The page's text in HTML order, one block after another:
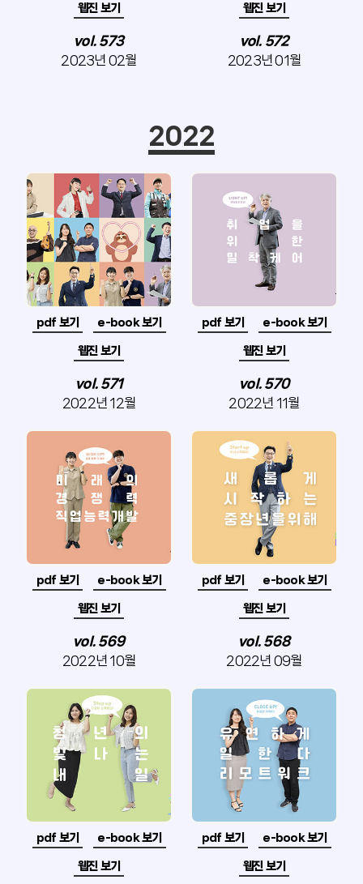
웹진 보기
vol. 573
2023년 02월
웹진 보기
vol. 572
2023년 01월
2022
pdf 보기 e-book 보기
웹진 보기
vol. 571
2022년 12월
pdf 보기 e-book 보기
웹진 보기
vol. 570
2022년 11월
pdf 보기 e-book 보기
웹진 보기
vol. 569
2022년 10월
pdf 보기 e-book 보기
웹진 보기
vol. 568
2022년 09월
pdf 보기 e-book 보기
웹진 보기
pdf 보기 e-book 보기
웹진 보기